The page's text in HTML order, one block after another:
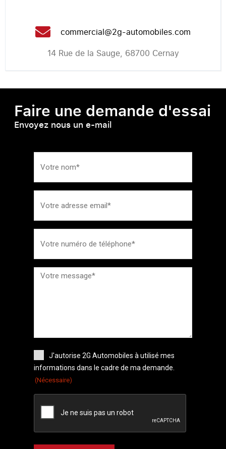
commercial@2g-automobiles.com
14 Rue de la Sauge, 68700 Cernay
Faire une demande d'essai
Envoyez nous un e-mail
J'autorise 2G Automobiles à utilisé mes
informations dans le cadre de ma demande.
(Nécessaire)